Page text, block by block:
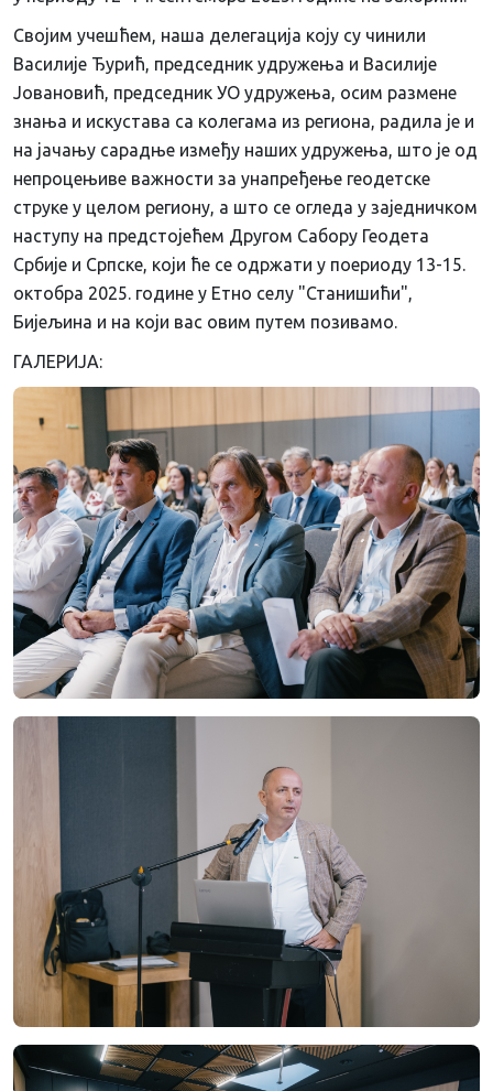
Својим учешћем, наша делегација коју су чинили
Василије Ђурић, председник удружења и Василије
Јовановић, председник УО удружења, осим размене
знања и искустава са колегама из региона, радила је и
на јачању сарадње између наших удружења, што је од
непроцењиве важности за унапређење геодетске
струке у целом региону, а што се огледа у заједничком
наступу на предстојећем Другом Сабору Геодета
Србије и Српске, који ће се одржати у поериоду 13-15.
октобра 2025. године у Етно селу "Станишићи",
Бијељина и на који вас овим путем позивамо.
ГАЛЕРИЈА: